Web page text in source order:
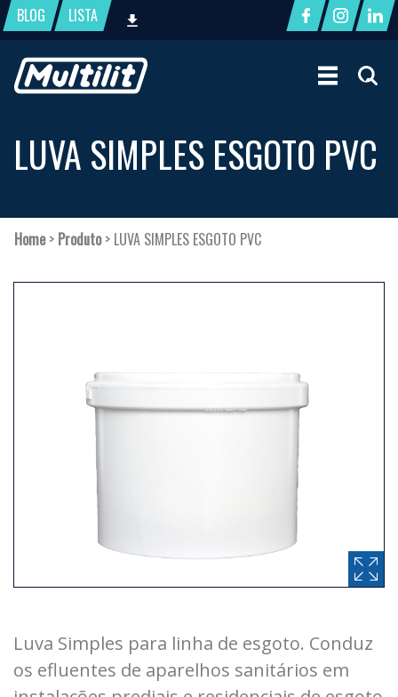
BLOG LISTA
LUVA SIMPLES ESGOTO PVC
Home> Produto> LUVA SIMPLES ESGOTO PVC
Luva Simples para linha de esgoto. Conduz
os efluentes de aparelhos sanitários em